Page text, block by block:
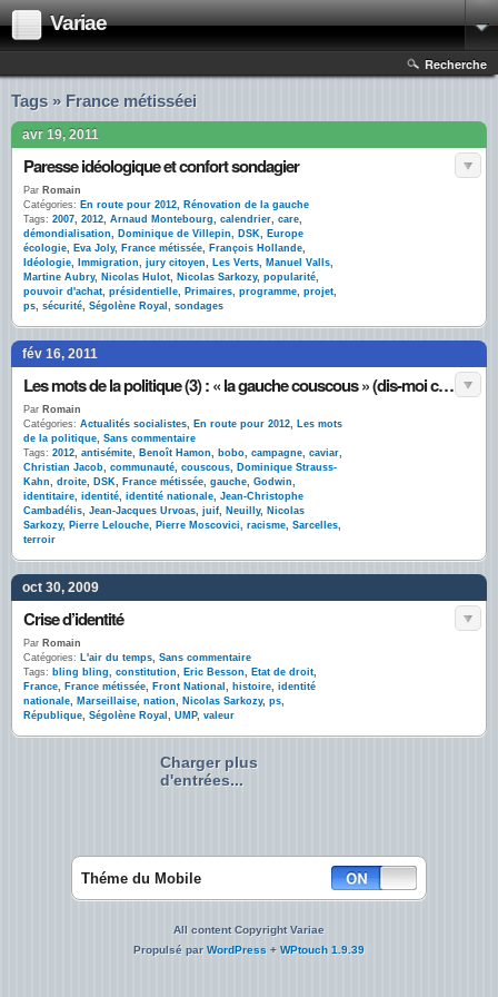
Variae
Recherche
Tags » France métisséei
avr 19, 2011
Paresse idéologique et confort sondagier
Par Romain
Catégories: En route pour 2012, Rénovation de la gauche
Tags: 2007, 2012, Arnaud Montebourg, calendrier, care,
démondialisation, Dominique de Villepin, DSK, Europe
écologie, Eva Joly, France métissée, François Hollande,
Idéologie, Immigration, jury citoyen, Les Verts, Manuel Valls,
Martine Aubry, Nicolas Hulot, Nicolas Sarkozy, popularité,
pouvoir d'achat, présidentielle, Primaires, programme, projet,
ps, sécurité, Ségolène Royal , sondages
fév 16, 2011
Les mots de la politique (3) : « la gauche couscous » (dis-moi ce que tu manges, je te dirai qui tu es)
Par Romain
Catégories: Actualités socialistes, En route pour 2012, Les mots
de la politique, Sans commentaire
Tags: 2012, antisémite, Benoît Hamon, bobo, campagne, caviar,
Christian Jacob, communauté, couscous, Dominique Strauss-
Kahn, droite, DSK, France métissée, gauche, Godwin,
identitaire, identité, identité nationale, Jean-Christophe
Cambadélis, Jean-Jacques Urvoas, juif, Neuilly, Nicolas
Sarkozy, Pierre Lelouche, Pierre Moscovici, racisme, Sarcelles,
terroir
oct 30, 2009
Crise d’identité
Par Romain
Catégories: L'air du temps, Sans commentaire
Tags: bling bling, constitution, Eric Besson, Etat de droit,
France, France métissée, Front National , histoire, identité
nationale, Marseillaise, nation, Nicolas Sarkozy, ps,
République, Ségolène Royal , UMP, valeur
Charger plus
d'entrées...
Théme du Mobile
All content Copyright Variae
Propulsé parWordPress + WPtouch 1.9.39